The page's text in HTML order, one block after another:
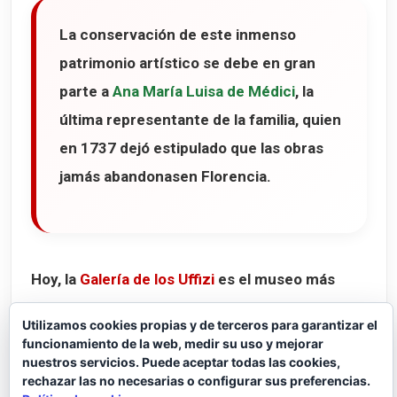
La conservación de este inmenso
patrimonio artístico se debe en gran
parte a Ana María Luisa de Médici, la
última representante de la familia, quien
en 1737 dejó estipulado que las obras
jamás abandonasen Florencia.
Hoy, la Galería de los Uffizi es el museo más
visitado de Italia y recorrer sus salas es hacer
un auténtico viaje por la historia del arte
occidental.
Utilizamos cookies propias y de terceros para garantizar el
funcionamiento de la web, medir su uso y mejorar
nuestros servicios. Puede aceptar todas las cookies,
rechazar las no necesarias o configurar sus preferencias.